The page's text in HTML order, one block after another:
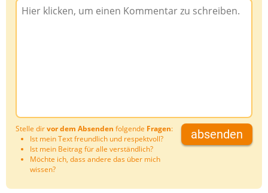
Stelle dirvor dem Absenden folgende Fragen:
Ist mein Text freundlich und respektvoll?
Ist mein Beitrag für alle verständlich?
Möchte ich, dass andere das über mich
wissen?
absenden